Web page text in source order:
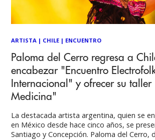
ARTISTA | CHILE | ENCUENTRO
Paloma del Cerro regresa a
encabezar "Encuentro
Internacional" y ofrecer su
Medicina"
La destacada artista argentina, quien se
en México desde hace cinco años, se
Santiago y Concepción. Paloma del Cerro,